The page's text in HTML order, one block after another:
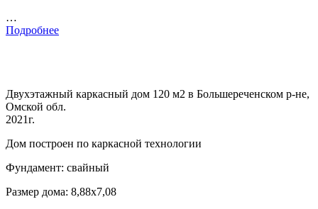
…
Подробнее
Двухэтажный каркасный дом 120 м2 в Большереченском р-не,
Омской обл.
2021г.
Дом построен по каркасной технологии
Фундамент: свайный
Размер дома: 8,88х7,08